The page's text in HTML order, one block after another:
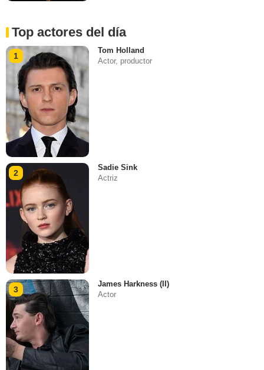
Top actores del día
1
Tom Holland
Actor, productor
2
Sadie Sink
Actriz
3
James Harkness (II)
Actor